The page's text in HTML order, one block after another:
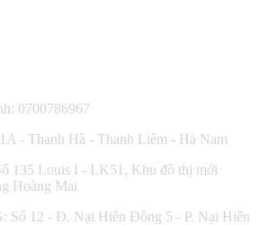
0700786967
- Thanh Hà - Thanh Liêm - Hà Nam
135 Louis I - LK51, Khu đô thị mới
Hoàng Mai
12 - Đ. Nại Hiên Đông 5 - P. Nại Hiên